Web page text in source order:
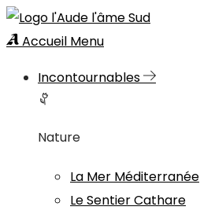
Accueil Menu
Incontournables
Nature
La Mer Méditerranée
Le Sentier Cathare